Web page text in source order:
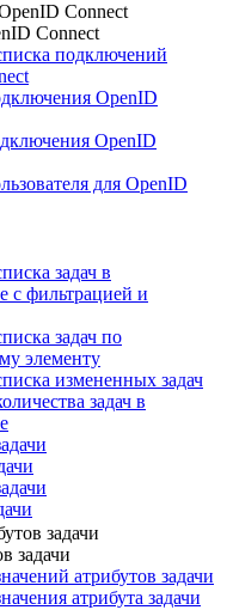
Connect
Connect
подключений
OpenID
OpenID
для OpenID
задач в
с фильтрацией и
задач по
элементу
измененных задач
задач в
задачи
задачи
атрибутов задачи
атрибута задачи